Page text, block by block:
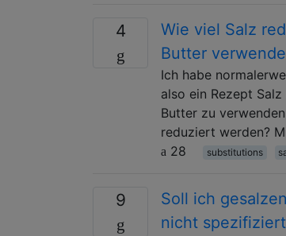
4
Wie viel Salz
Butter
Ich habe
also ein Rezept
Butter zu
reduziert werden?
28
substitutions
9
Soll ich
nicht